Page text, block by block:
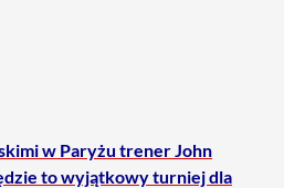
w Paryżu trener John
to wyjątkowy turniej dla